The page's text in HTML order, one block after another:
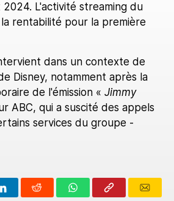
L'activité streaming du
rentabilité pour la première
dans un contexte de
Disney, notamment après la
de l'émission « Jimmy
ABC, qui a suscité des appels
services du groupe -